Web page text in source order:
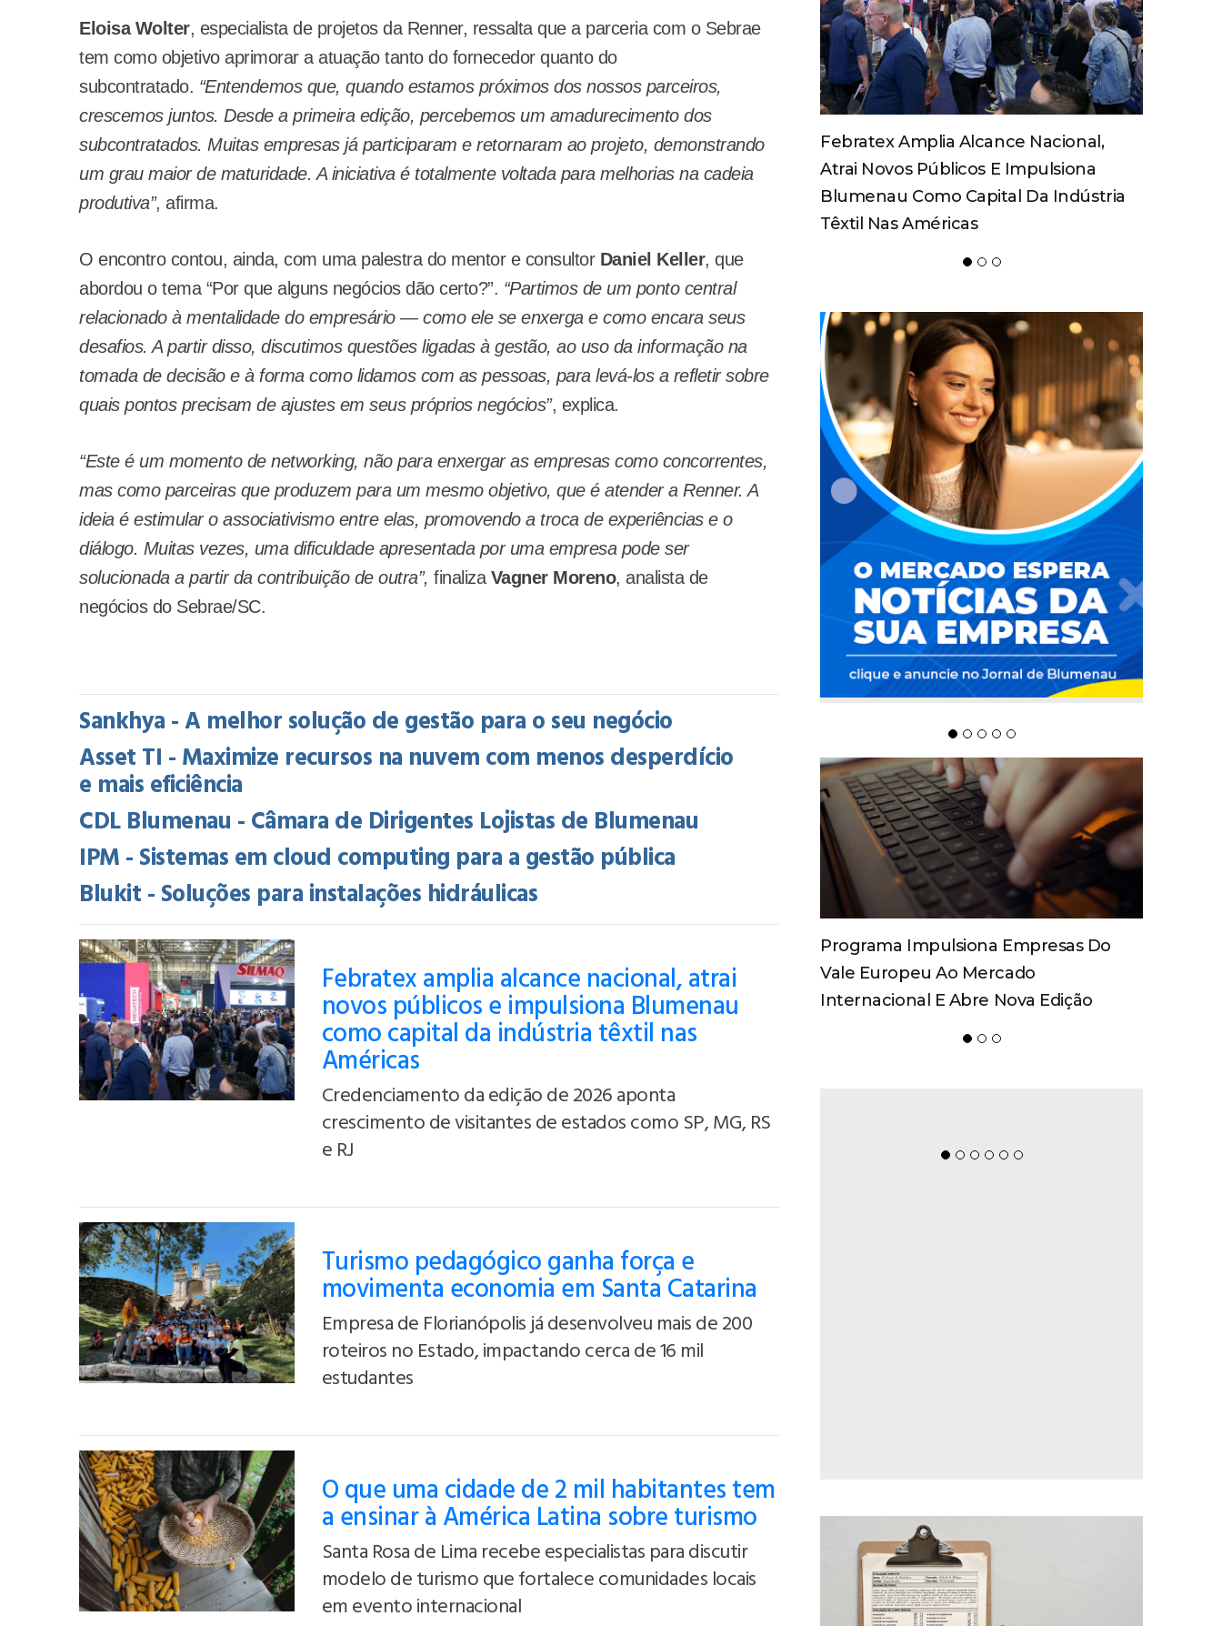
Eloisa Wolter, especialista de projetos da Renner, ressalta que a parceria com o Sebrae
tem como objetivo aprimorar a atuação tanto do fornecedor quanto do
subcontratado. “Entendemos que, quando estamos próximos dos nossos parceiros,
crescemos juntos. Desde a primeira edição, percebemos um amadurecimento dos
subcontratados. Muitas empresas já participaram e retornaram ao projeto, demonstrando
um grau maior de maturidade. A iniciativa é totalmente voltada para melhorias na cadeia
produtiva”, afirma.
O encontro contou, ainda, com uma palestra do mentor e consultor Daniel Keller, que
abordou o tema “Por que alguns negócios dão certo?”. “Partimos de um ponto central
relacionado à mentalidade do empresário — como ele se enxerga e como encara seus
desafios. A partir disso, discutimos questões ligadas à gestão, ao uso da informação na
tomada de decisão e à forma como lidamos com as pessoas, para levá-los a refletir sobre
quais pontos precisam de ajustes em seus próprios negócios”, explica.
“Este é um momento de networking, não para enxergar as empresas como concorrentes,
mas como parceiras que produzem para um mesmo objetivo, que é atender a Renner. A
ideia é estimular o associativismo entre elas, promovendo a troca de experiências e o
diálogo. Muitas vezes, uma dificuldade apresentada por uma empresa pode ser
solucionada a partir da contribuição de outra”, finaliza Vagner Moreno, analista de
negócios do Sebrae/SC.
Sankhya - A melhor solução de gestão para o seu negócio
Asset TI - Maximize recursos na nuvem com menos desperdício
e mais eficiência
CDL Blumenau - Câmara de Dirigentes Lojistas de Blumenau
IPM - Sistemas em cloud computing para a gestão pública
Blukit - Soluções para instalações hidráulicas
Febratex amplia alcance nacional, atrai
novos públicos e impulsiona Blumenau
como capital da indústria têxtil nas
Américas
Credenciamento da edição de 2026 aponta
crescimento de visitantes de estados como SP, MG, RS
e RJ
Turismo pedagógico ganha força e
movimenta economia em Santa Catarina
Empresa de Florianópolis já desenvolveu mais de 200
roteiros no Estado, impactando cerca de 16 mil
estudantes
O que uma cidade de 2 mil habitantes tem
a ensinar à América Latina sobre turismo
Santa Rosa de Lima recebe especialistas para discutir
modelo de turismo que fortalece comunidades locais
em evento internacional
Movimenta Economia Em Santa
Catarina
Spaten Tisch Chega À Oktoberfest De
Blumenau Para Celebrar O Ritual Da
Cerveja E Dos Encontros